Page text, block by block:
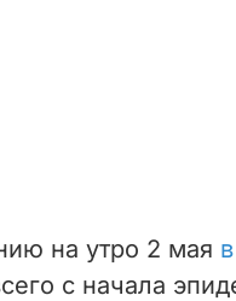
на утро 2 мая
с начала